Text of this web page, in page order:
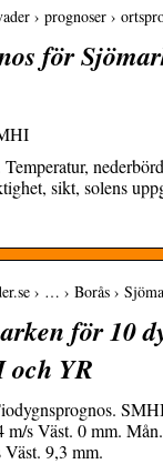
› prognoser ›
för
sikt, solens
› … › Borås ›
för 10
YR
m/s Väst. 0 mm.
9,3 mm.